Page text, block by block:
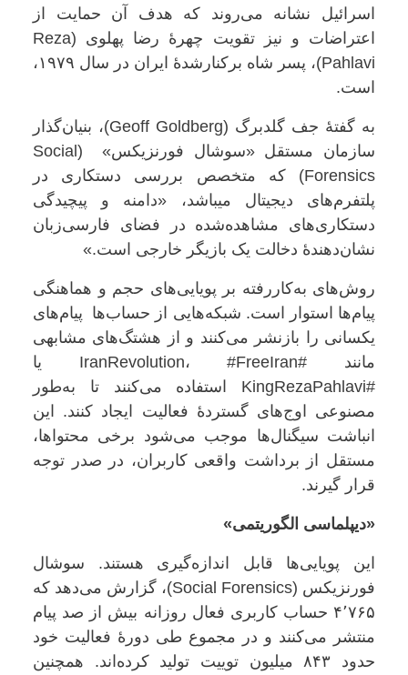
اسرائیل نشانه می‌روند که هدف آن حمایت از
اعتراضات و نیز تقویت چهرهٔ رضا پهلوی (Reza
Pahlavi)، پسر شاه برکنارشدهٔ ایران در سال ۱۹۷۹،
است.
به گفتهٔ جف گلدبرگ (Geoff Goldberg)، بنیان‌گذار
سازمان مستقل «سوشال فورنزیکس» (Social
Forensics) که متخصص بررسی دستکاری در
پلتفرم‌های دیجیتال میباشد، «دامنه و پیچیدگی
دستکاری‌های مشاهده‌شده در فضای فارسی‌زبان
نشان‌دهندهٔ دخالت یک بازیگر خارجی است.»
روش‌های به‌کاررفته بر پویایی‌های حجم و هماهنگی
پیام‌ها استوار است. شبکه‌هایی از حساب‌ها پیام‌های
یکسانی را بازنشر می‌کنند و از هشتگ‌های مشابهی
مانند #IranRevolution، #FreeIran یا
#KingRezaPahlavi استفاده می‌کنند تا به‌طور
مصنوعی اوج‌های گستردهٔ فعالیت ایجاد کنند. این
انباشت سیگنال‌ها موجب می‌شود برخی محتواها،
مستقل از برداشت واقعی کاربران، در صدر توجه
قرار گیرند.
«دیپلماسی الگوریتمی»
این پویایی‌ها قابل اندازه‌گیری هستند. سوشال
فورنزیکس (Social Forensics)، گزارش می‌دهد که
۴٬۷۶۵ حساب کاربری فعال روزانه بیش از صد پیام
منتشر می‌کنند و در مجموع طی دورهٔ فعالیت خود
حدود ۸۴۳ میلیون توییت تولید کرده‌اند. همچنین